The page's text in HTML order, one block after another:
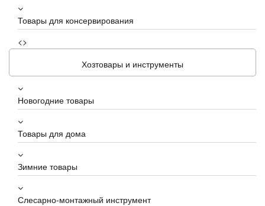
Товары для консервирования
<>
Хозтовары и инструменты
Новогодние товары
Товары для дома
Зимние товары
Слесарно-монтажный инструмент